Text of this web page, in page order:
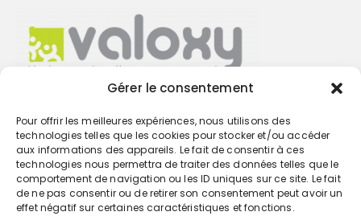
Gérer le consentement
Pour offrir les meilleures expériences, nous utilisons des
technologies telles que les cookies pour stocker et/ou accéder
aux informations des appareils. Le fait de consentir à ces
technologies nous permettra de traiter des données telles que le
comportement de navigation ou les ID uniques sur ce site. Le fait
de ne pas consentir ou de retirer son consentement peut avoir un
effet négatif sur certaines caractéristiques et fonctions.
Trouvez votre cabinet
GO